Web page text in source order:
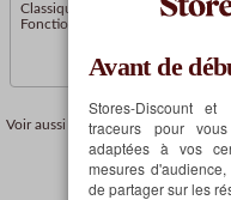
Classique ou Premium
Fonctionnel et résistant
Voir aussi : Stores californiens
Avant de
Stores-Discount et
traceurs pour
adaptées à vos
mesures
de partager sur les